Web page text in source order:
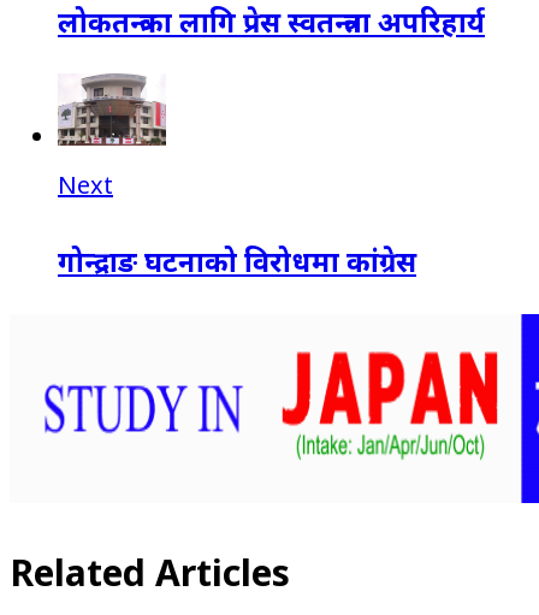
लोकतन्त्रका लागि प्रेस स्वतन्त्रता अपरिहार्य
Next
गोन्द्राङ घटनाको विरोधमा कांग्रेस
Related Articles